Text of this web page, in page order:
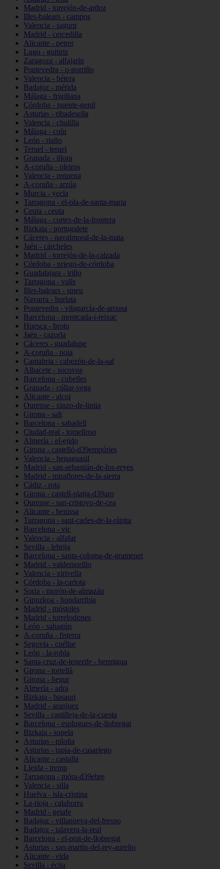
Madrid - torrejón-de-ardoz
Illes-balears - campos
Valencia - sagunt
Madrid - cercedilla
Alicante - petrer
Lugo - guitiriz
Zaragoza - alfajarín
Pontevedra - o-porriño
Valencia - bétera
Badajoz - mérida
Málaga - frigiliana
Córdoba - puente-genil
Asturias - ribadesella
Valencia - chulilla
Málaga - coín
León - riaño
Teruel - teruel
Granada - illora
A-coruña - oleiros
Valencia - requena
A-coruña - arzúa
Murcia - yecla
Tarragona - el-pla-de-santa-maria
Ceuta - ceuta
Málaga - cortes-de-la-frontera
Bizkaia - portugalete
Cáceres - navalmoral-de-la-mata
Jaén - cárcheles
Madrid - torrejón-de-la-calzada
Córdoba - priego-de-córdoba
Guadalajara - trillo
Tarragona - valls
Illes-balears - sineu
Navarra - burlata
Pontevedra - vilagarcía-de-arousa
Barcelona - montcada-i-reixac
Huesca - broto
Jaén - cazorla
Cáceres - guadalupe
A-coruña - noia
Cantabria - cabezón-de-la-sal
Albacete - socovos
Barcelona - cubelles
Granada - cúllar-vega
Alicante - alcoi
Ourense - xinzo-de-limia
Girona - salt
Barcelona - sabadell
Ciudad-real - tomelloso
Almería - el-ejido
Girona - castelló-d39empúries
Valencia - benaguasil
Madrid - san-sebastián-de-los-reyes
Madrid - miraflores-de-la-sierra
Cádiz - rota
Girona - castell-platja-d39aro
Ourense - san-cristovo-de-cea
Alicante - benissa
Tarragona - sant-carles-de-la-ràpita
Barcelona - vic
Valencia - alfafar
Sevilla - lebrija
Barcelona - santa-coloma-de-gramenet
Madrid - valdemorillo
Valencia - xirivella
Córdoba - la-carlota
Soria - morón-de-almazán
Gipuzkoa - hondarribia
Madrid - móstoles
Madrid - torrelodones
León - sahagún
A-coruña - fisterra
Segovia - cuéllar
León - la-robla
Santa-cruz-de-tenerife - hermigua
Girona - tortellà
Girona - begur
Almería - adra
Bizkaia - basauri
Madrid - aranjuez
Sevilla - castilleja-de-la-cuesta
Barcelona - esplugues-de-llobregat
Bizkaia - sopela
Asturias - piloña
Asturias - tapia-de-casariego
Alicante - castalla
Lleida - tremp
Tarragona - móra-d39ebre
Valencia - silla
Huelva - isla-cristina
La-rioja - calahorra
Madrid - getafe
Badajoz - villanueva-del-fresno
Badajoz - talavera-la-real
Barcelona - el-prat-de-llobregat
Asturias - san-martín-del-rey-aurelio
Alicante - elda
Sevilla - écija